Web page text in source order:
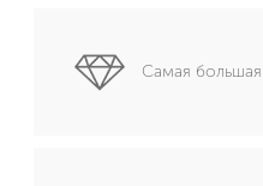
Самая